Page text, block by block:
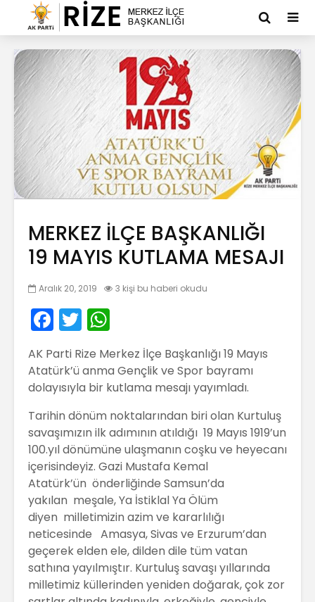
MERKEZ İLÇE BAŞKANLIĞI
19 MAYIS KUTLAMA MESAJI
Aralık 20, 2019 3 kişi bu haberi okudu
F
a
c
e
b
o
o
k
T
w
itt
er
h
a
ts
A
p
p
AK Parti Rize Merkez İlçe Başkanlığı 19 Mayıs
Atatürk’ü anma Gençlik ve Spor bayramı
dolayısıyla bir kutlama mesajı yayımladı.
Tarihin dönüm noktalarından biri olan Kurtuluş
savaşımızın ilk adımının atıldığı 19 Mayıs 1919’un
100.yıl dönümüne ulaşmanın coşku ve heyecanı
içerisindeyiz. Gazi Mustafa Kemal
Atatürk’ün önderliğinde Samsun’da
yakılan meşale, Ya İstiklal Ya Ölüm
diyen milletimizin azim ve kararlılığı
neticesinde Amasya, Sivas ve Erzurum’dan
geçerek elden ele, dilden dile tüm vatan
sathına yayılmıştır. Kurtuluş savaşı yıllarında
milletimiz küllerinden yeniden doğarak, çok zor